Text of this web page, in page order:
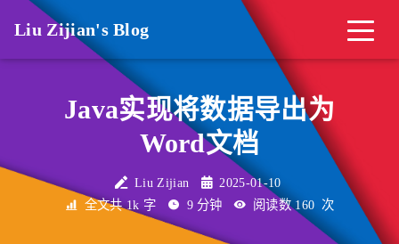
Liu Zijian's Blog
Java实现将数据导出为
Word文档
Liu Zijian
2025-01-10
全文共 1k 字
9 分钟 阅读数160 次